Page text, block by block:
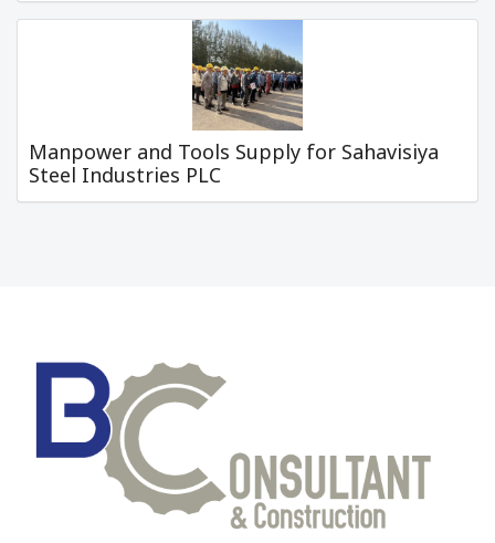
Manpower and Tools Supply for Sahavisiya
Steel Industries PLC